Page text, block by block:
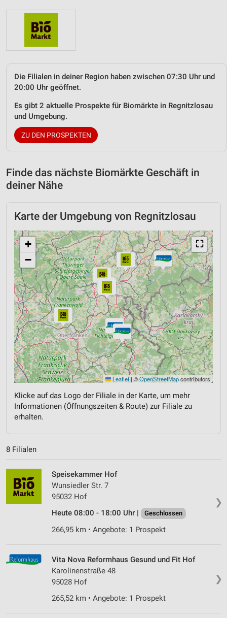
Die Filialen in deiner Region haben zwischen 07:30 Uhr und
20:00 Uhr geöffnet.
Es gibt 2 aktuelle Prospekte für Biomärkte in Regnitzlosau
und Umgebung.
ZU DEN PROSPEKTEN
Finde das nächste Biomärkte Geschäft in
deiner Nähe
Karte der Umgebung von Regnitzlosau
⛶
+
−
Leaflet |©OpenStreetMapcontributors
Klicke auf das Logo der Filiale in der Karte, um mehr
Informationen (Öffnungszeiten & Route) zur Filiale zu
erhalten.
8 Filialen
❯
Speisekammer Hof
Wunsiedler Str. 7
95032 Hof
Heute 08:00 - 18:00 Uhr |
Geschlossen
266,95 km • Angebote: 1 Prospekt
❯
Vita Nova Reformhaus Gesund und Fit Hof
Karolinenstraße 48
95028 Hof
265,52 km • Angebote: 1 Prospekt